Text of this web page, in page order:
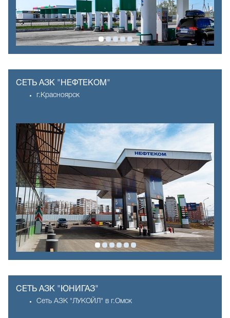
СЕТЬ АЗК "НЕФТЕКОМ"
г.Красноярск
СЕТЬ АЗК "ЮНИГАЗ"
Сеть АЗК "ЛУКОЙЛ" в г.Омск